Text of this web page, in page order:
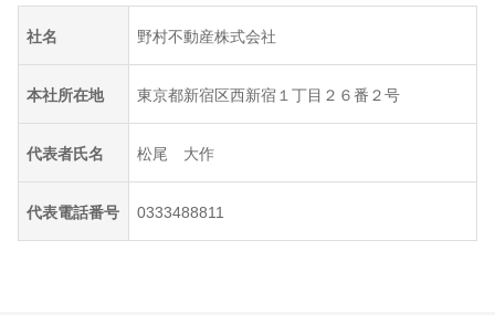
社名 野村不動産株式会社
本社所在地 東京都新宿区西新宿１丁目２６番２号
代表者氏名 松尾 大作
代表電話番号 0333488811